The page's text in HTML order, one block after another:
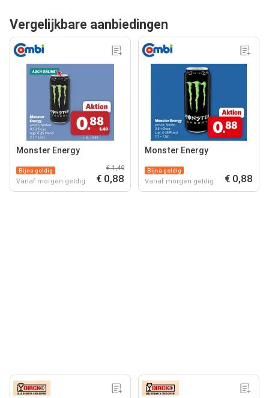
Vergelijkbare aanbiedingen
Monster Energy
Bijna geldig
Vanaf morgen geldig
€ 1,49
€ 0,88
Monster Energy
Bijna geldig
Vanaf morgen geldig € 0,88